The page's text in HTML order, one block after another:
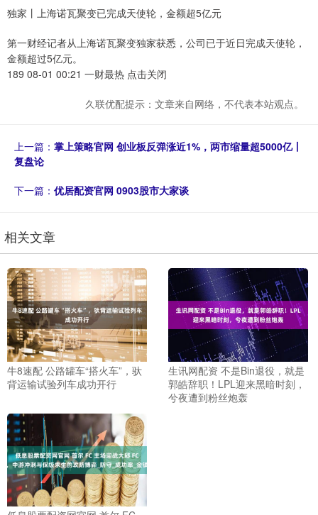
独家丨上海诺瓦聚变已完成天使轮，金额超5亿元
第一财经记者从上海诺瓦聚变独家获悉，公司已于近日完成天使轮，
金额超过5亿元。
189 08-01 00:21 一财最热 点击关闭
久联优配提示：文章来自网络，不代表本站观点。
上一篇： 掌上策略官网 创业板反弹涨近1%，两市缩量超5000亿丨
复盘论
下一篇： 优居配资官网 0903股市大家谈
相关文章
牛8速配 公路罐车“搭火车”，驮
背运输试验列车成功开行
生讯网配资 不是Bin退役，就是
郭皓辞职！LPL迎来黑暗时刻，
兮夜遭到粉丝炮轰